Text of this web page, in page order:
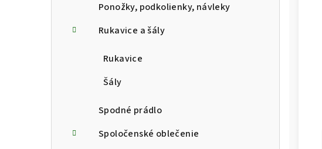
Ponožky, podkolienky, návleky
Rukavice a šály
Rukavice
Šály
Spodné prádlo
Spoločenské oblečenie